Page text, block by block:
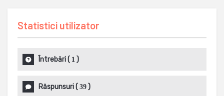
Statistici utilizator
Întrebări( 1 )
Răspunsuri( 39 )